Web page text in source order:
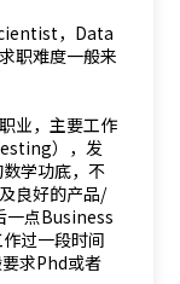
，Data
职难度一般来
业，主要工作
），发
学功底，不
良好的产品/
一点Business
过一段时间
求Phd或者